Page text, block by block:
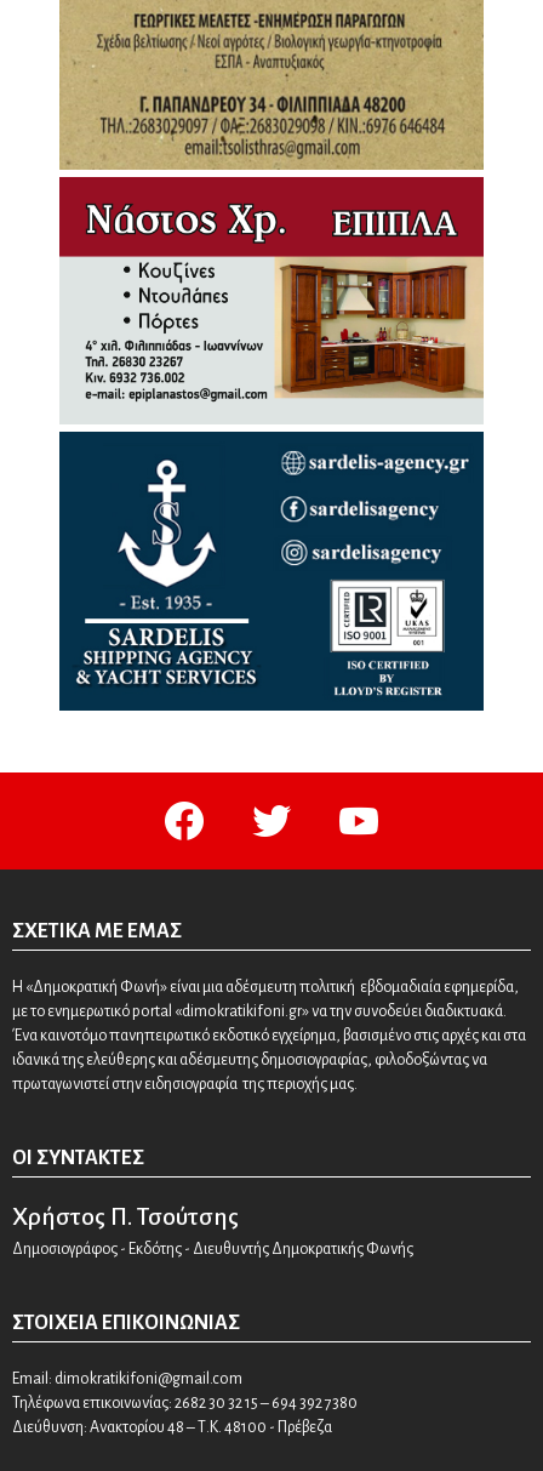
facebook twitter youtube
ΣΧΕΤΙΚΆ ΜΕ ΕΜΆΣ
Η «Δημοκρατική Φωνή» είναι μια αδέσμευτη πολιτική εβδομαδιαία εφημερίδα,
με το ενημερωτικό portal «dimokratikifoni.gr» να την συνοδεύει διαδικτυακά.
Ένα καινοτόμο πανηπειρωτικό εκδοτικό εγχείρημα, βασισμένο στις αρχές και στα
ιδανικά της ελεύθερης και αδέσμευτης δημοσιογραφίας, φιλοδοξώντας να
πρωταγωνιστεί στην ειδησιογραφία της περιοχής μας.
ΟΙ ΣΥΝΤΆΚΤΕΣ
Χρήστος Π. Τσούτσης
Δημοσιογράφος - Εκδότης - Διευθυντής Δημοκρατικής Φωνής
ΣΤΟΙΧΕΊΑ ΕΠΙΚΟΙΝΩΝΊΑΣ
Email: dimokratikifoni@gmail.com
Τηλέφωνα επικοινωνίας: 2682 30 32 15 – 694 392 7380
Διεύθυνση: Ανακτορίου 48 – Τ.Κ. 48100 - Πρέβεζα